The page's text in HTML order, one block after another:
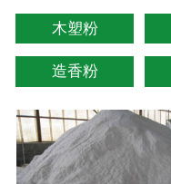
木塑粉
造香粉